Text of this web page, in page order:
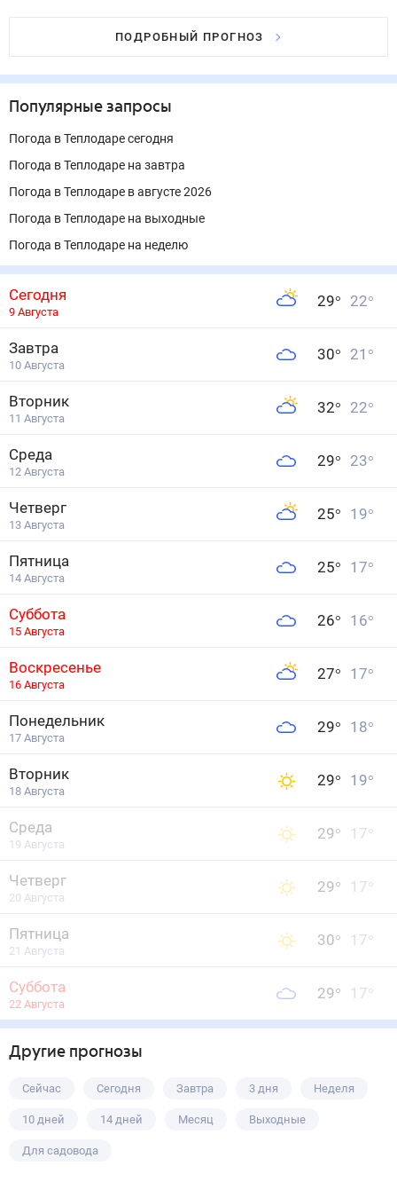
ПОДРОБНЫЙ ПРОГНОЗ
Популярные запросы
Погода в Теплодаре сегодня
Погода в Теплодаре на завтра
Погода в Теплодаре в августе 2026
Погода в Теплодаре на выходные
Погода в Теплодаре на неделю
Сегодня
9 Августа
29° 22°
Завтра
10 Августа
30° 21 °
Вторник
11 Августа
32° 22°
Среда
12 Августа
29° 23°
Четверг
13 Августа
25° 19°
Пятница
14 Августа
25° 17°
Суббота
15 Августа
26° 16°
Воскресенье
16 Августа
27° 17°
Понедельник
17 Августа
29° 18°
Вторник
18 Августа
29° 19°
Среда
19 Августа
29° 17°
Четверг
20 Августа
29° 17°
Пятница
21 Августа
30° 17°
Суббота
22 Августа
29° 17°
Другие прогнозы
Сейчас Сегодня Завтра 3 дня Неделя
10 дней 14 дней Месяц Выходные
Для садовода